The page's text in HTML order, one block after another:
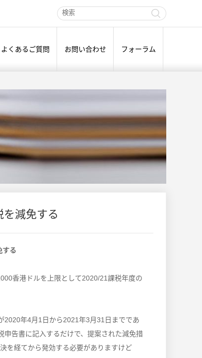
よくあるご質問 お問い合わせ フォーラム
減免する
する
香港ドルを上限として2020/21課税年度の
2020年4月1日から2021年3月31日までであ
告書に記入するだけで、提案された減免措
を経てから発効する必要がありますけど